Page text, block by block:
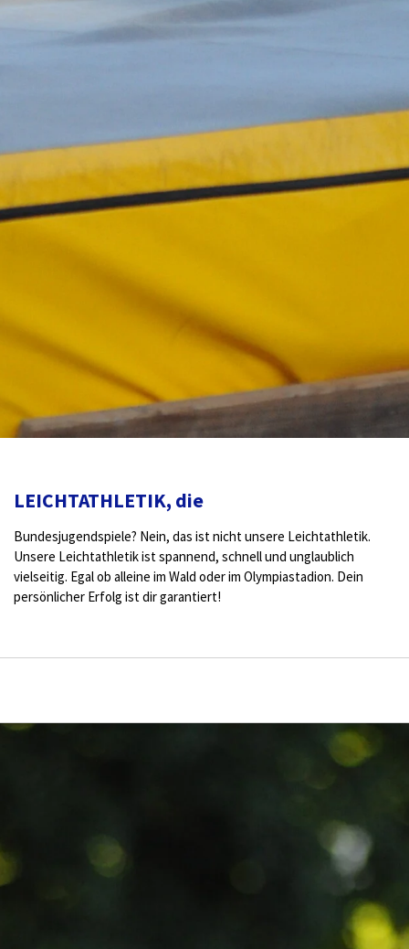
LEICHTATHLETIK, die
Bundesjugendspiele? Nein, das ist nicht unsere Leichtathletik.
Unsere Leichtathletik ist spannend, schnell und unglaublich
vielseitig. Egal ob alleine im Wald oder im Olympiastadion. Dein
persönlicher Erfolg ist dir garantiert!